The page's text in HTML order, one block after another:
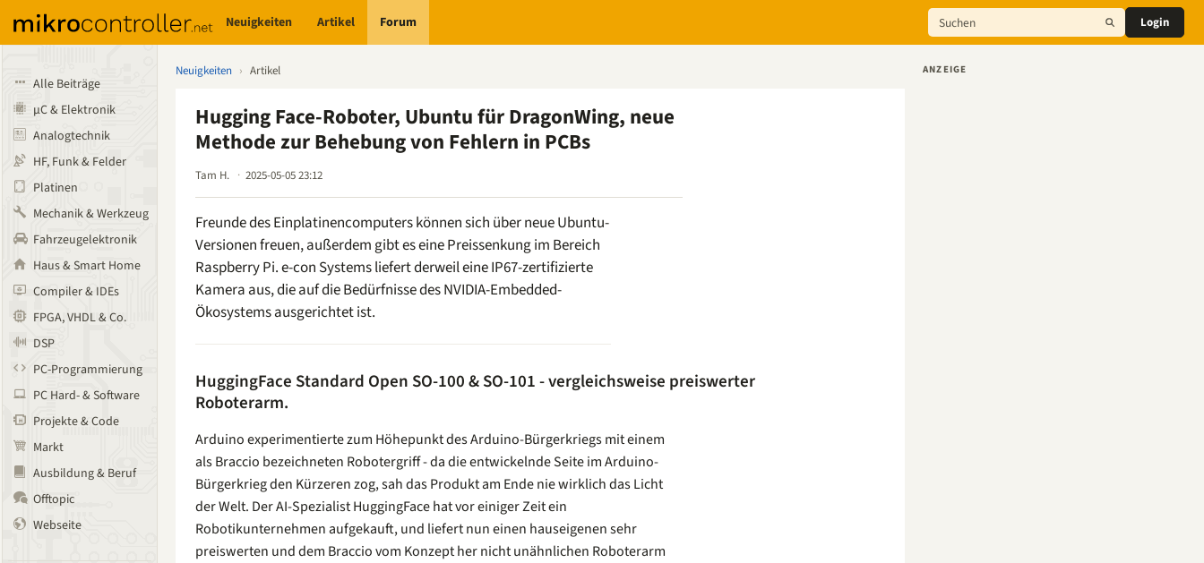
Neuigkeiten Artikel Forum Login
Alle Beiträge
µC & Elektronik
Analogtechnik
HF, Funk & Felder
Platinen
Mechanik & Werkzeug
Fahrzeugelektronik
Haus & Smart Home
Compiler & IDEs
FPGA, VHDL & Co.
DSP
PC-Programmierung
PC Hard- & Software
Projekte & Code
Markt
Ausbildung & Beruf
Offtopic
Webseite
Neuigkeiten › Artikel
Hugging Face-Roboter, Ubuntu für DragonWing, neue
Methode zur Behebung von Fehlern in PCBs
Tam H. 2025-05-05 23:12
Freunde des Einplatinencomputers können sich über neue Ubuntu-
Versionen freuen, außerdem gibt es eine Preissenkung im Bereich
Raspberry Pi. e-con Systems liefert derweil eine IP67-zertifizierte
Kamera aus, die auf die Bedürfnisse des NVIDIA-Embedded-
Ökosystems ausgerichtet ist.
HuggingFace Standard Open SO-100 & SO-101 - vergleichsweise preiswerter
Roboterarm.
Arduino experimentierte zum Höhepunkt des Arduino-Bürgerkriegs mit einem
als Braccio bezeichneten Robotergriff - da die entwickelnde Seite im Arduino-
Bürgerkrieg den Kürzeren zog, sah das Produkt am Ende nie wirklich das Licht
der Welt. Der AI-Spezialist HuggingFace hat vor einiger Zeit ein
Robotikunternehmen aufgekauft, und liefert nun einen hauseigenen sehr
preiswerten und dem Braccio vom Konzept her nicht unähnlichen Roboterarm
ANZEIGE